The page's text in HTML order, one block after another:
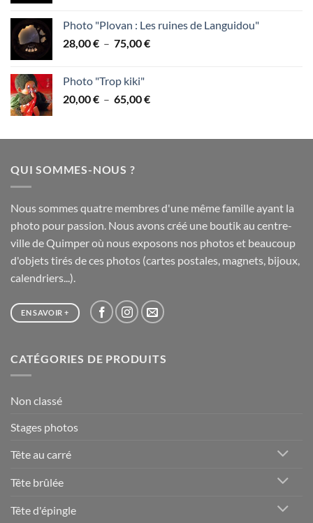
28,00 €
à
Photo "Plovan : Les ruines de Languidou"
28,00€ – 75,00€Plage
à
Photo "Trop kiki"
20,00€ – 65,00€Plage
20,00 €
QUI SOMMES-NOUS ?
Nous sommes quatre membres d'une même famille ayant la
photo pour passion. Nous avons créé une boutik au centre-
ville de Quimper où nous exposons nos photos et beaucoup
d'objets tirés de ces photos (cartes postales, magnets, bijoux,
calendriers...).
EN SAVOIR +
CATÉGORIES DE PRODUITS
Non classé
Stages photos
Tête au carré
Tête brûlée
Tête d'épingle